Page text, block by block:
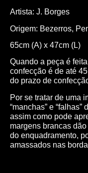
Artista: J. Borges
Origem: Bezerros,
65cm (A) x 47cm (L)
Quando a peça é
confecção é de até
do prazo de
Por se tratar de uma
“manchas” e
assim como pode
margens brancas
do enquadramento,
amassados nas